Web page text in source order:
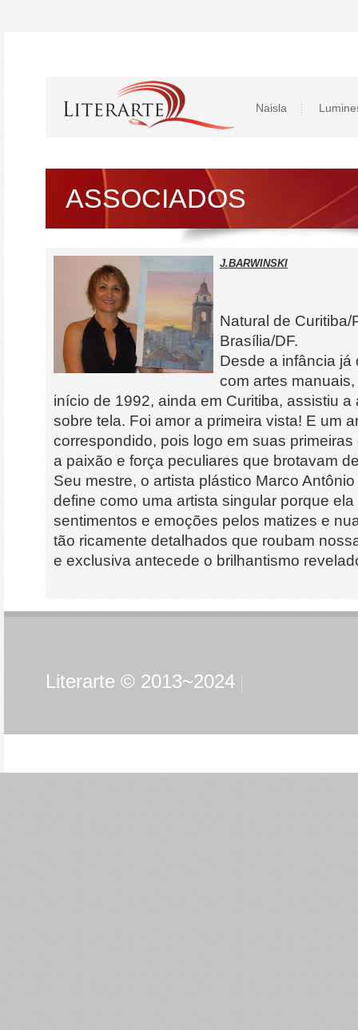
Naisla
ASSOCIADOS
J.BARWINSKI
Natural de
Brasília/DF.
Desde a infância
com artes
início de 1992, ainda em Curitiba, assistiu
sobre tela. Foi amor a primeira vista! E um
correspondido, pois logo em suas
a paixão e força peculiares que brotavam
Seu mestre, o artista plástico Marco
define como uma artista singular porque
sentimentos e emoções pelos matizes e
tão ricamente detalhados que roubam
e exclusiva antecede o brilhantismo
Literarte © 2013~2024